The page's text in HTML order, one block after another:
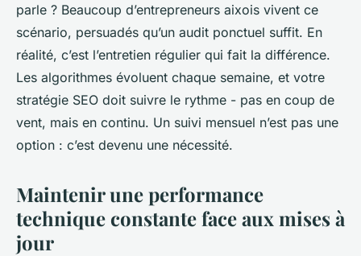
parle ? Beaucoup d’entrepreneurs aixois vivent ce
scénario, persuadés qu’un audit ponctuel suffit. En
réalité, c’est l’entretien régulier qui fait la différence.
Les algorithmes évoluent chaque semaine, et votre
stratégie SEO doit suivre le rythme - pas en coup de
vent, mais en continu. Un suivi mensuel n’est pas une
option : c’est devenu une nécessité.
Maintenir une performance
technique constante face aux mises à
jour